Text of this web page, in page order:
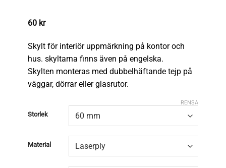
60 kr
Skylt för interiör uppmärkning på kontor och
hus. skyltarna finns även på engelska.
Skylten monteras med dubbelhäftande tejp på
väggar, dörrar eller glasrutor.
Storlek
Material
RENSA